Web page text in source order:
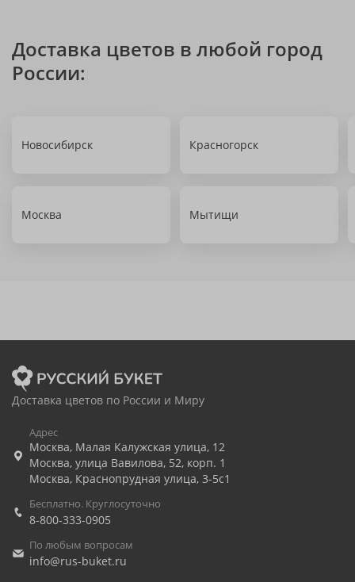
Доставка цветов в любой город
России:
Новосибирск Красногорск
Москва Мытищи
Доставка цветов по России и Миру
Адрес
Москва, Малая Калужская улица, 12
Москва, улица Вавилова, 52, корп. 1
Москва, Краснопрудная улица, 3-5с1
Бесплатно. Круглосуточно
8-800-333-0905
По любым вопросам
info@rus-buket.ru